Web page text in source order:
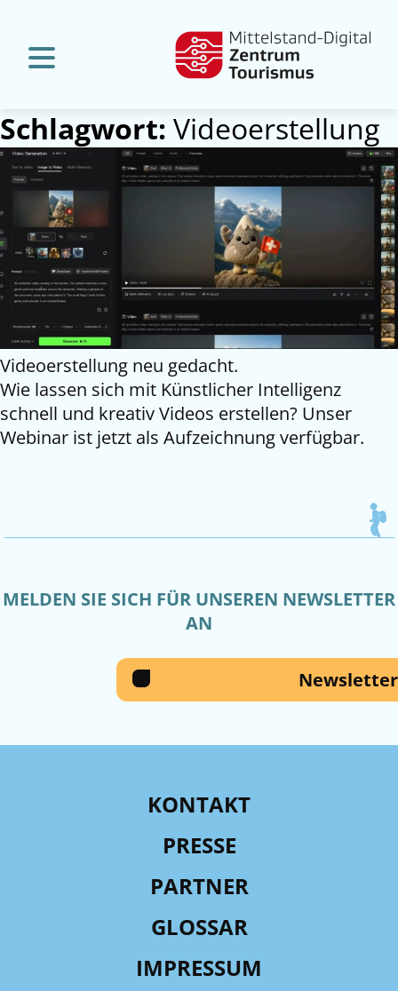
Schlagwort: Videoerstellung
Videoerstellung neu gedacht.
Wie lassen sich mit Künstlicher Intelligenz
schnell und kreativ Videos erstellen? Unser
Webinar ist jetzt als Aufzeichnung verfügbar.
MELDEN SIE SICH FÜR UNSEREN NEWSLETTER
AN
Newsletter
KONTAKT
PRESSE
PARTNER
GLOSSAR
IMPRESSUM